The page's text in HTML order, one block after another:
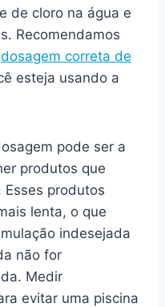
de cloro na água e
Recomendamos
dosagem correta de
esteja usando a
pode ser a
produtos que
produtos
lenta, o que
indesejada
não for
Medir
evitar uma piscina